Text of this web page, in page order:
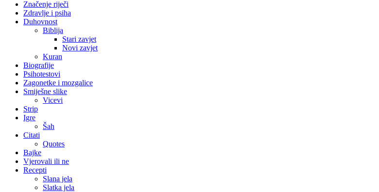
Značenje riječi
Zdravlje i psiha
Duhovnost
Biblija
Stari zavjet
Novi zavjet
Kuran
Biografije
Psihotestovi
Zagonetke i mozgalice
Smiješne slike
Vicevi
Strip
Igre
Šah
Citati
Quotes
Bajke
Vjerovali ili ne
Recepti
Slana jela
Slatka jela